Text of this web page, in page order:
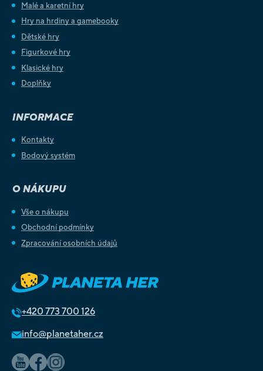
Malé a karetní hry
Hry na hrdiny a gamebooky
Dětské hry
Figurkové hry
Klasické hry
Doplňky
INFORMACE
Kontakty
Bodový systém
O NÁKUPU
Vše o nákupu
Obchodní podmínky
Zpracování osobních údajů
+420 773 700 126
info@planetaher.cz